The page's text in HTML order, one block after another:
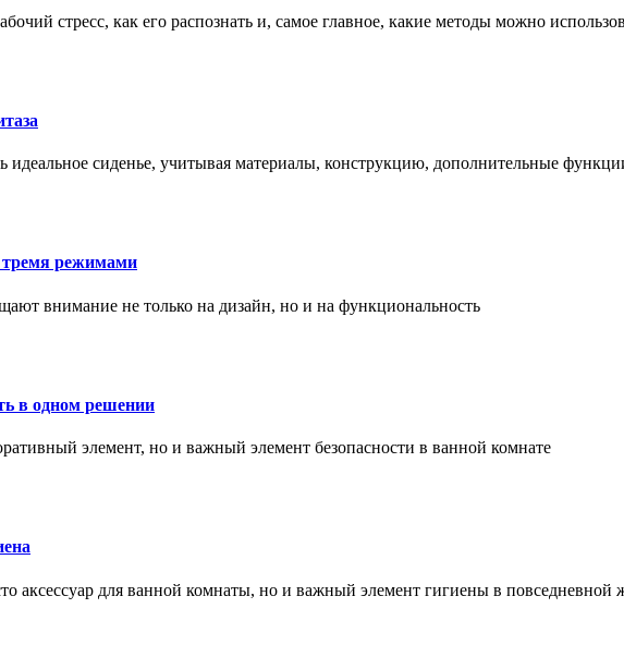
стресс, как его распознать и, самое главное, какие методы можно
идеальное сиденье, учитывая материалы, конструкцию, дополнительные
тремя режимами
внимание не только на дизайн, но и на функциональность
в одном решении
элемент, но и важный элемент безопасности в ванной комнате
аксессуар для ванной комнаты, но и важный элемент гигиены в повседневной